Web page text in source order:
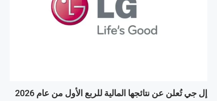
إل جي تُعلن عن نتائجها المالية للربع الأول من عام 2026